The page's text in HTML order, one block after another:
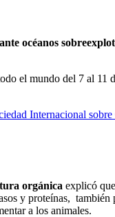
océanos
el mundo del 7 al
Internacional sobre
orgánica explicó
y proteínas, también
a los animales.